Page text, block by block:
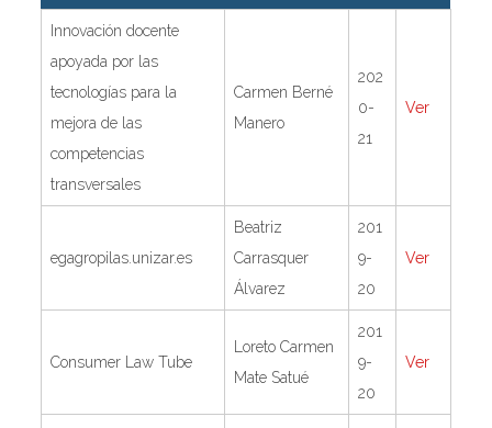
Innovación docente
apoyada por las
tecnologías para la
mejora de las
competencias
transversales
Carmen Berné
Manero
202
0-
21
Ver
egagropilas.unizar.es
Beatriz
Carrasquer
Álvarez
201
9-
20
Ver
Consumer Law Tube
Loreto Carmen
Mate Satué
201
9-
20
Ver